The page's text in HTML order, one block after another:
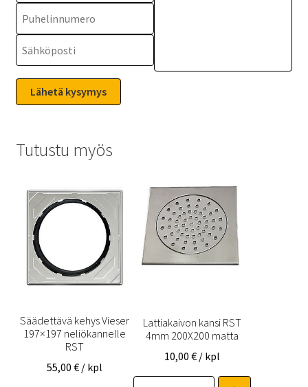
Tutustu myös
Säädettävä kehys Vieser
197×197 neliökannelle
RST
55,00 € / kpl
Lattiakaivon kansi RST
4mm 200X200 matta
10,00€ / kpl